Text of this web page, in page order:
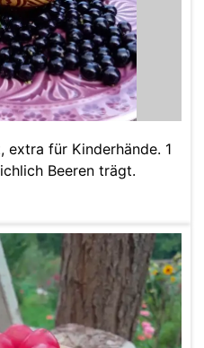
extra für Kinderhände. 1
Beeren trägt.